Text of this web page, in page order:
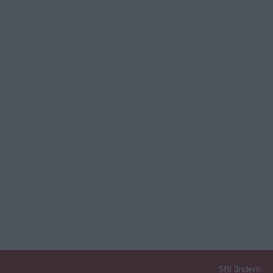
Stil ändern